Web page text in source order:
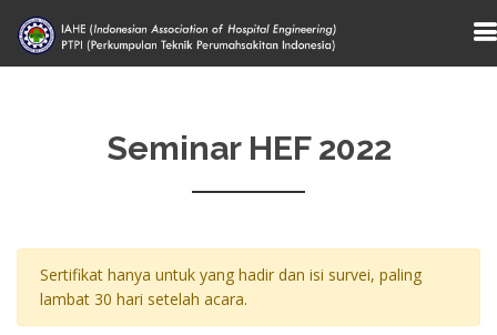
Seminar HEF 2022
Sertifikat hanya untuk yang hadir dan isi survei, paling
lambat 30 hari setelah acara.